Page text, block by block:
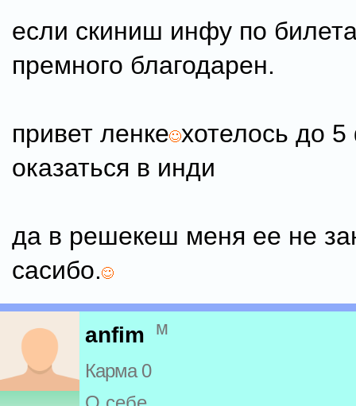
если скиниш инфу по
премного благодарен.
привет ленке хотелось до
оказаться в инди
да в решекеш меня ее не
сасибо.
anfim м
Карма 0